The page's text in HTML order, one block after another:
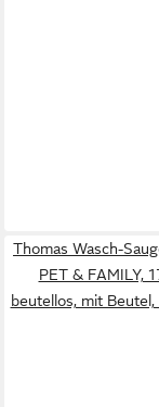
Thomas Wasch-
PET & FAMILY,
beutellos, mit